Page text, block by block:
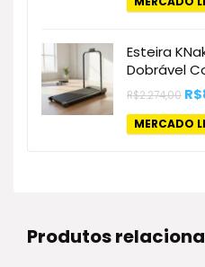
era:
Esteira
Dobrável
R$2.274,00 O
R$
MERCADO
Produtos